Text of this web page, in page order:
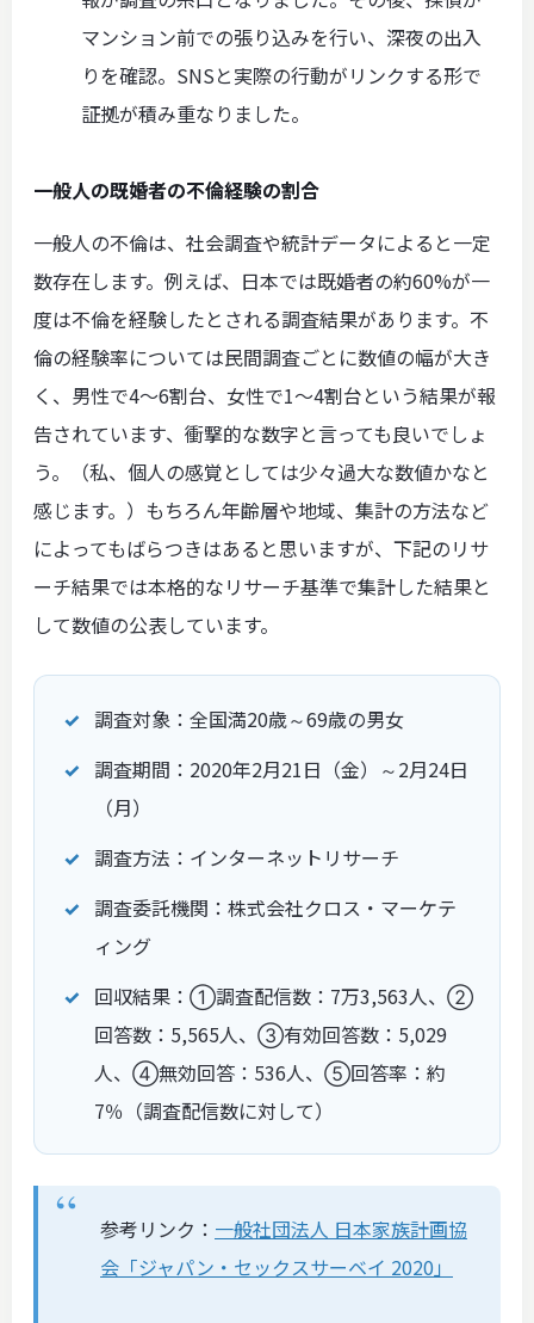
マンション前での張り込みを行い、深夜の出入
りを確認。SNSと実際の行動がリンクする形で
証拠が積み重なりました。
一般人の既婚者の不倫経験の割合
一般人の不倫は、社会調査や統計データによると一定
数存在します。例えば、日本では既婚者の約60%が一
度は不倫を経験したとされる調査結果があります。不
倫の経験率については民間調査ごとに数値の幅が大き
く、男性で4〜6割台、女性で1〜4割台という結果が報
告されています、衝撃的な数字と言っても良いでしょ
う。（私、個人の感覚としては少々過大な数値かなと
感じます。）もちろん年齢層や地域、集計の方法など
によってもばらつきはあると思いますが、下記のリサ
ーチ結果では本格的なリサーチ基準で集計した結果と
して数値の公表しています。
調査対象：全国満20歳～69歳の男女
調査期間：2020年2月21日（金）～2月24日
（月）
調査方法：インターネットリサーチ
調査委託機関：株式会社クロス・マーケテ
ィング
回収結果：①調査配信数：7万3,563人、②
回答数：5,565人、③有効回答数：5,029
人、④無効回答：536人、⑤回答率：約
7％（調査配信数に対して）
参考リンク： 一般社団法人 日本家族計画協
会「ジャパン・セックスサーベイ 2020」